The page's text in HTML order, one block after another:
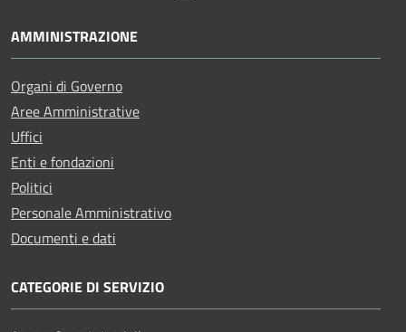
AMMINISTRAZIONE
Organi di Governo
Aree Amministrative
Uffici
Enti e fondazioni
Politici
Personale Amministrativo
Documenti e dati
CATEGORIE DI SERVIZIO